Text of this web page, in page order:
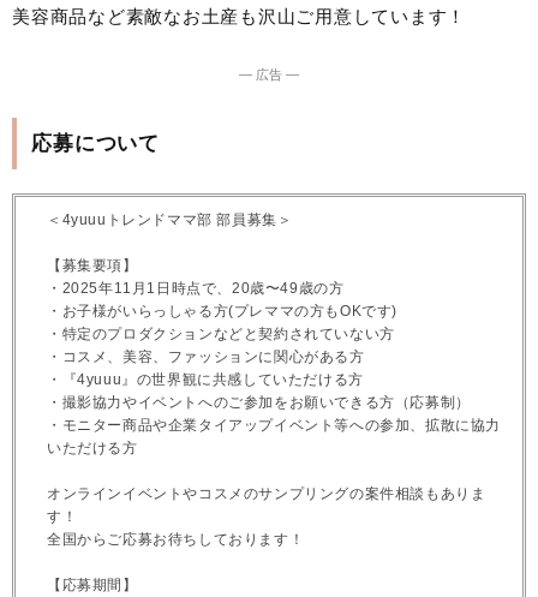
美容商品など素敵なお土産も沢山ご用意しています！
― 広告 ―
応募について
＜4yuuuトレンドママ部 部員募集＞
【募集要項】
・2025年11月1日時点で、20歳〜49歳の方
・お子様がいらっしゃる方(プレママの方もOKです)
・特定のプロダクションなどと契約されていない方
・コスメ、美容、ファッションに関心がある方
・『4yuuu』の世界観に共感していただける方
・撮影協力やイベントへのご参加をお願いできる方（応募制）
・モニター商品や企業タイアップイベント等への参加、拡散に協力
いただける方
オンラインイベントやコスメのサンプリングの案件相談もありま
す！
全国からご応募お待ちしております！
【応募期間】